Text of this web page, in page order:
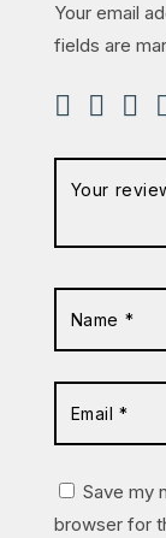
Your email
fields are
Save my
browser for